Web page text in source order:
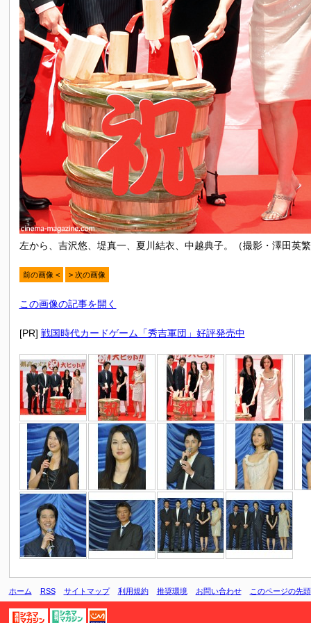
左から、吉沢悠、堤真一、夏川結衣、中越典子。（撮影・澤田英
前の画像 < > 次の画像
この画像の記事を開く
[PR] 戦国時代カードゲーム「秀吉軍団」好評発売中
ホーム RSS サイトマップ 利用規約 推奨環境 お問い合わせ このページの先頭